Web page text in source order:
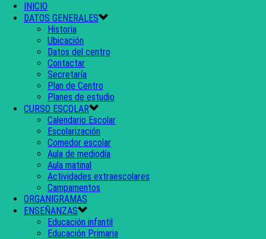
INICIO
DATOS GENERALES
Historia
Ubicación
Datos del centro
Contactar
Secretaría
Plan de Centro
Planes de estudio
CURSO ESCOLAR
Calendario Escolar
Escolarización
Comedor escolar
Aula de mediodía
Aula matinal
Actividades extraescolares
Campamentos
ORGANIGRAMAS
ENSEÑANZAS
Educación infantil
Educación Primaria